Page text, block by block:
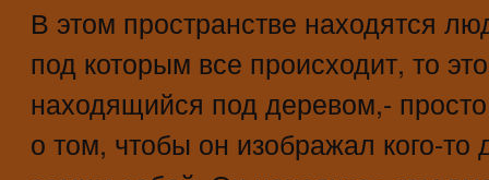
В этом пространстве находятся
под которым все происходит, то
находящийся под деревом,-
о том, чтобы он изображал кого-